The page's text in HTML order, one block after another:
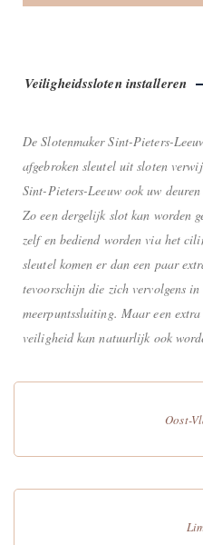
Veiligheidssloten installeren
De Slotenmaker Sint-Pieters-
afgebroken sleutel uit sloten
Sint-Pieters-Leeuw ook uw
Zo een dergelijk slot kan worden
zelf en bediend worden via het
sleutel komen er dan een paar
tevoorschijn die zich vervolgens
meerpuntssluiting. Maar een
veiligheid kan natuurlijk ook
Oost-